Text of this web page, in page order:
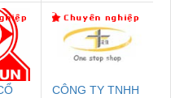
CÔNG TY TNHH